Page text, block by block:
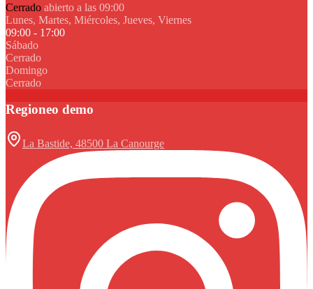
Cerrado abierto a las 09:00
Lunes, Martes, Miércoles, Jueves, Viernes
09:00 - 17:00
Sábado
Cerrado
Domingo
Cerrado
Regioneo demo
La Bastide, 48500 La Canourge